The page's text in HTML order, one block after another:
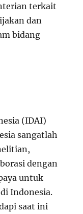
terkait
dan
bidang
(IDAI)
sangatlah
dengan
untuk
Indonesia.
saat ini